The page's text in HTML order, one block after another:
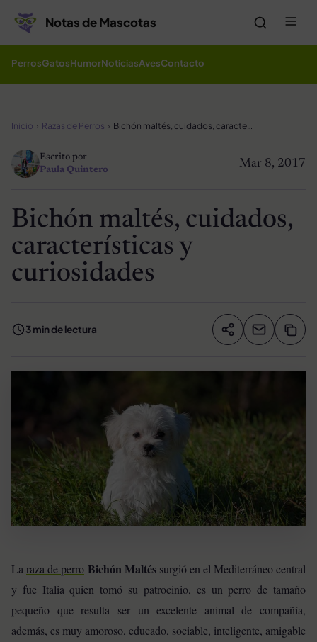
Notas de Mascotas
PerrosGatosHumorNoticiasAvesContacto
Inicio Razas de Perros Bichón maltés, cuidados, características y curiosidades
Mar 8, 2017
Escrito por
Paula Quintero
Bichón maltés, cuidados,
características y
curiosidades
3 min de lectura Compartir
La raza de perro Bichón Maltés surgió en el Mediterráneo central
y fue Italia quien tomó su patrocinio, es un perro de tamaño
pequeño que resulta ser un excelente animal de compañía,
además, es muy amoroso, educado, sociable, inteligente, amigable